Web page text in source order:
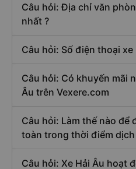
Câu hỏi: Địa chỉ văn
nhất ?
Câu hỏi: Số điện thoại xe
Câu hỏi: Có khuyến mãi
Âu trên Vexere.com
Câu hỏi: Làm thế nào để
toàn trong thời điểm
Câu hỏi: Xe Hải Âu hoạt